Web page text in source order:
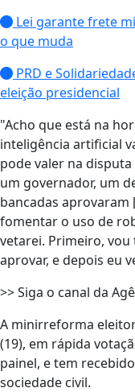
Lei garante frete
o que muda
PRD e
eleição presidencial
"Acho que está na
inteligência artificial
pode valer na
um governador, um
bancadas aprovaram
fomentar o uso de
vetarei. Primeiro,
aprovar, e depois eu
>> Siga o canal da
A minirreforma
(19), em rápida
painel, e tem
sociedade civil.